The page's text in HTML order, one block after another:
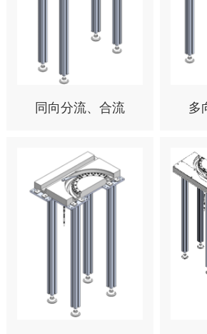
同向分流、合流 多